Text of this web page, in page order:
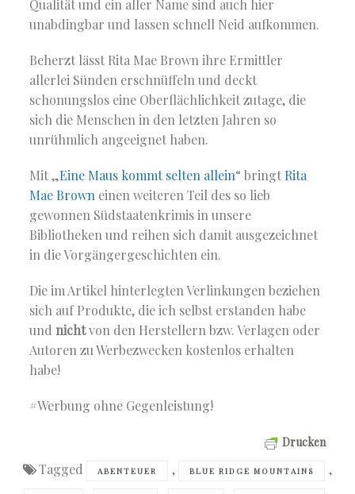
Qualität und ein aller Name sind auch hier
unabdingbar und lassen schnell Neid aufkommen.
Beherzt lässt Rita Mae Brown ihre Ermittler
allerlei Sünden erschnüffeln und deckt
schonungslos eine Oberflächlichkeit zutage, die
sich die Menschen in den letzten Jahren so
unrühmlich angeeignet haben.
Mit „Eine Maus kommt selten allein“ bringt Rita
Mae Brown einen weiteren Teil des so lieb
gewonnen Südstaatenkrimis in unsere
Bibliotheken und reihen sich damit ausgezeichnet
in die Vorgängergeschichten ein.
Die im Artikel hinterlegten Verlinkungen beziehen
sich auf Produkte, die ich selbst erstanden habe
und nichtvon den Herstellern bzw. Verlagen oder
Autoren zu Werbezwecken kostenlos erhalten
habe!
#Werbung ohne Gegenleistung!
Drucken
Tagged ABENTEUER , BLUE RIDGE MOUNTAINS ,